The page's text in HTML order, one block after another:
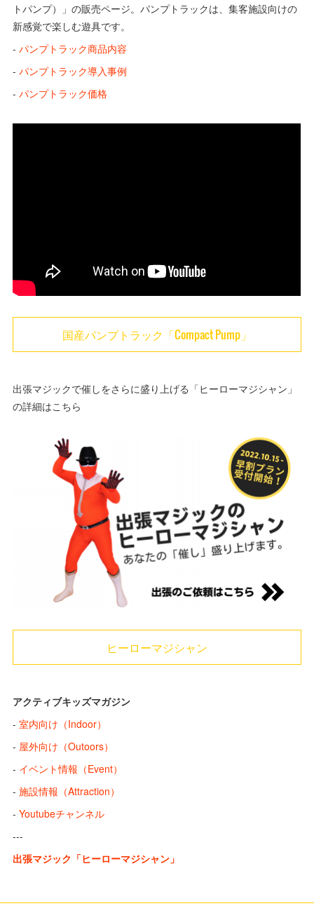
トパンプ）」の販売ページ。パンプトラックは、集客施設向けの
新感覚で楽しむ遊具です。
-パンプトラック商品内容
-パンプトラック導入事例
-パンプトラック価格
国産パンプトラック「Compact Pump」
出張マジックで催しをさらに盛り上げる「ヒーローマジシャン」
の詳細はこちら
ヒーローマジシャン
アクティブキッズマガジン
-室内向け（Indoor）
- 屋外向け（Outoors）
- イベント情報（Event）
-施設情報（Attraction）
-Youtubeチャンネル
---
出張マジック「ヒーローマジシャン」